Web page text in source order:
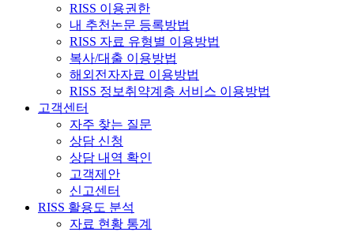
RISS 이용권한
내 추천논문 등록방법
RISS 자료 유형별 이용방법
복사/대출 이용방법
해외전자자료 이용방법
RISS 정보취약계층 서비스 이용방법
고객센터
자주 찾는 질문
상담 신청
상담 내역 확인
고객제안
신고센터
RISS 활용도 분석
자료 현황 통계